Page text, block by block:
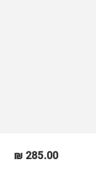
285.00 ₪